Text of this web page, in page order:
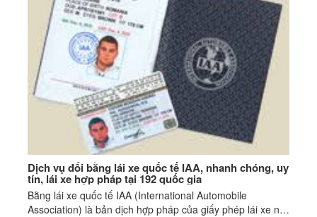
Dịch vụ đổi bằng lái xe quốc tế IAA, nhanh chóng, uy
tín, lái xe hợp pháp tại 192 quốc gia
Bằng lái xe quốc tế IAA (International Automobile
Association) là bản dịch hợp pháp của giấy phép lái xe nội